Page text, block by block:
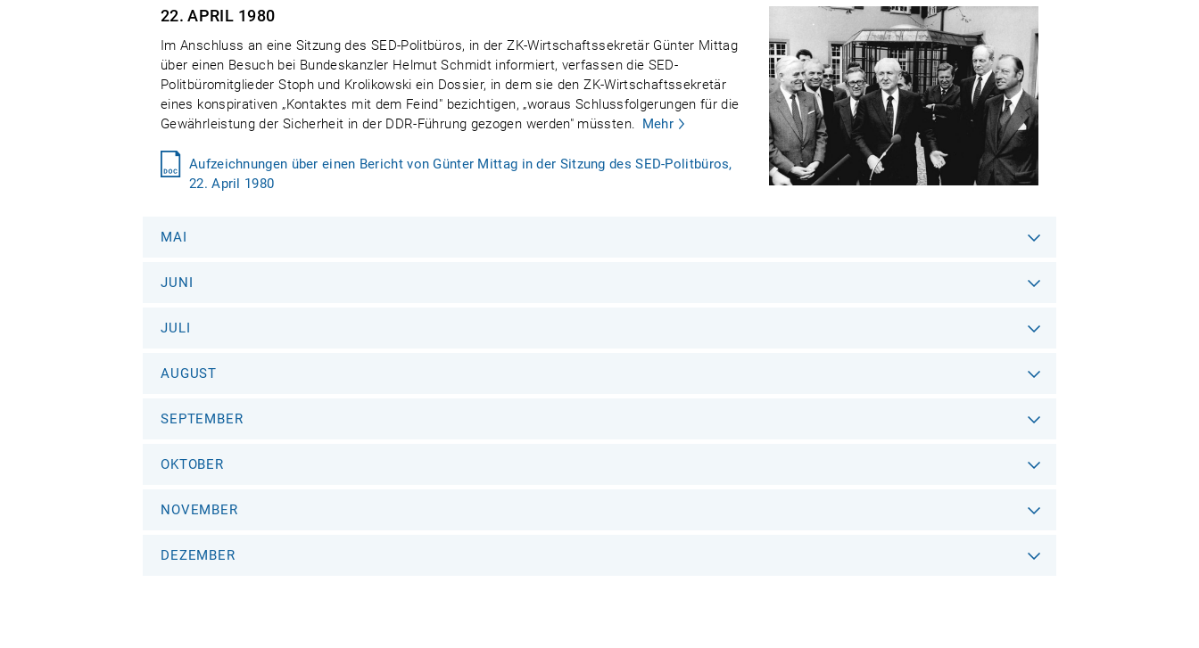
22. APRIL 1980
Im Anschluss an eine Sitzung des SED-Politbüros, in der ZK-Wirtschaftssekretär Günter Mittag
über einen Besuch bei Bundeskanzler Helmut Schmidt informiert, verfassen die SED-
Politbüromitglieder Stoph und Krolikowski ein Dossier, in dem sie den ZK-Wirtschaftssekretär
eines konspirativen „Kontaktes mit dem Feind" bezichtigen, „woraus Schlussfolgerungen für die
Gewährleistung der Sicherheit in der DDR-Führung gezogen werden" müssten. Mehr
Aufzeichnungen über einen Bericht von Günter Mittag in der Sitzung des SED-Politbüros,
22. April 1980
MAI
JUNI
JULI
AUGUST
SEPTEMBER
OKTOBER
NOVEMBER
DEZEMBER